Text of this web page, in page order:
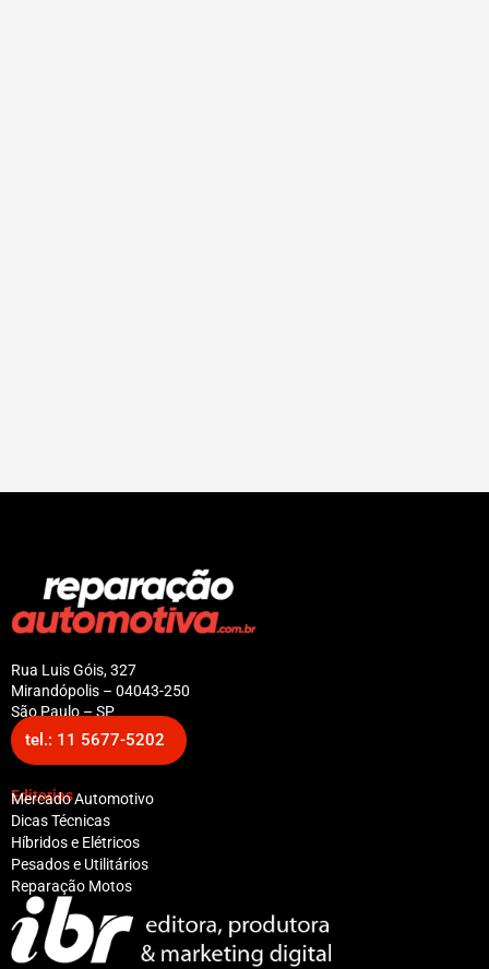
Rua Luis Góis, 327
Mirandópolis – 04043-250
São Paulo – SP
tel.: 11 5677-5202
Editorias
Mercado Automotivo
Dicas Técnicas
Híbridos e Elétricos
Pesados e Utilitários
Reparação Motos